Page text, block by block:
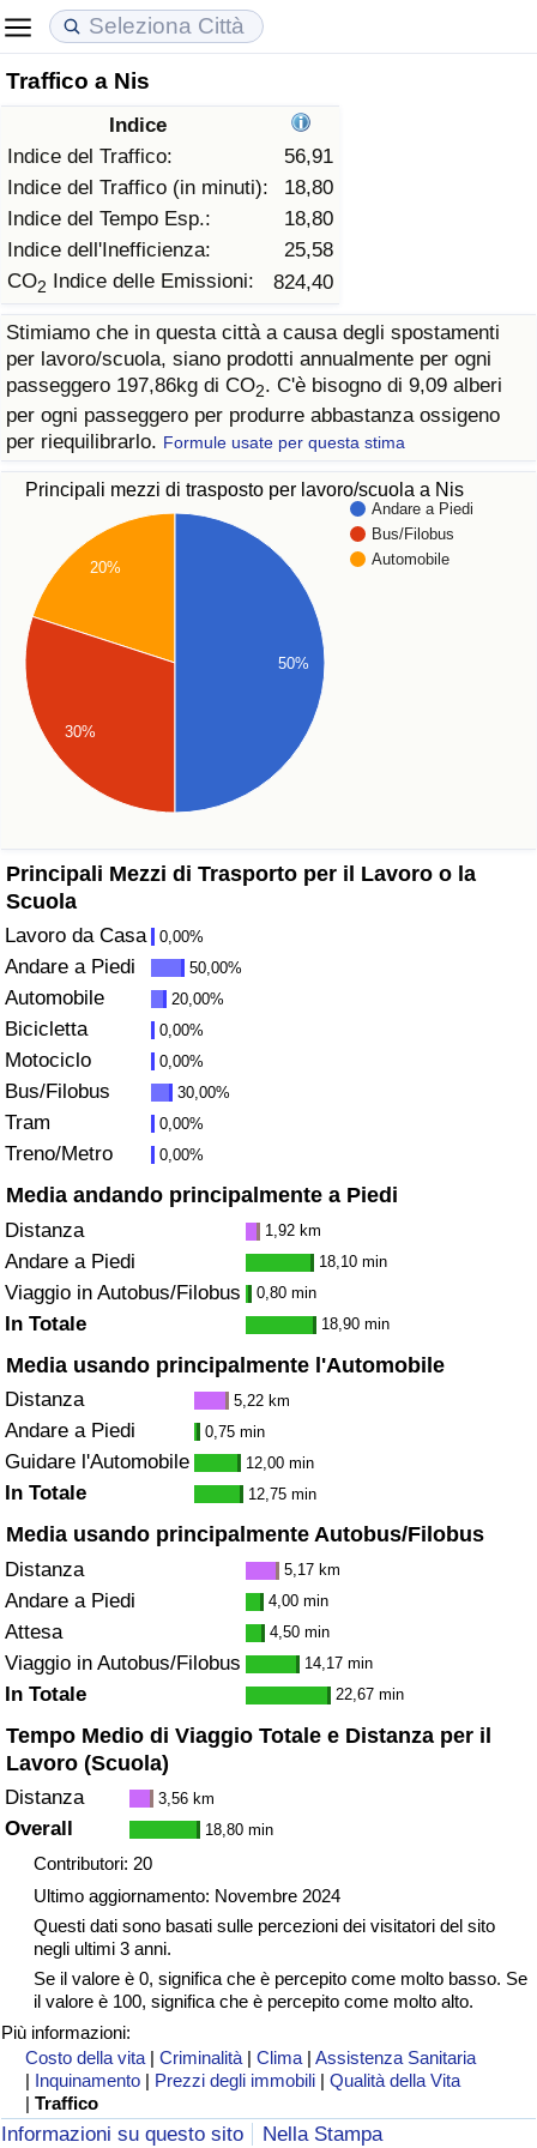
Traffico a Nis
Indice
Indice del Traffico:
56,91
Indice del Traffico (in minuti):
18,80
Indice del Tempo Esp.:
18,80
Indice dell'Inefficienza:
25,58
CO2 Indice delle Emissioni: 824,40
Stimiamo che in questa città a causa degli spostamenti
per lavoro/scuola, siano prodotti annualmente per ogni
passeggero 197,86kg di CO2. C'è bisogno di 9,09 alberi
per ogni passeggero per produrre abbastanza ossigeno
per riequilibrarlo. Formule usate per questa stima
Principali mezzi di trasposto per lavoro/scuola a Nis
Andare a Piedi
Bus/Filobus
Automobile
20%
30%
50%
Principali Mezzi di Trasporto per il Lavoro o la
Scuola
Lavoro da Casa 0,00%
Andare a Piedi 50,00%
Automobile 20,00%
Bicicletta 0,00%
Motociclo 0,00%
Bus/Filobus 30,00%
Tram 0,00%
Treno/Metro 0,00%
Media andando principalmente a Piedi
Distanza 1,92 km
Andare a Piedi 18,10 min
Viaggio in Autobus/Filobus 0,80 min
In Totale 18,90 min
Media usando principalmente l'Automobile
Distanza 5,22 km
Andare a Piedi 0,75 min
Guidare l'Automobile 12,00 min
In Totale 12,75 min
Media usando principalmente Autobus/Filobus
Distanza 5,17 km
Andare a Piedi 4,00 min
Attesa 4,50 min
Viaggio in Autobus/Filobus 14,17 min
In Totale 22,67 min
Tempo Medio di Viaggio Totale e Distanza per il
Lavoro (Scuola)
Distanza 3,56 km
Overall 18,80 min
Contributori: 20
Ultimo aggiornamento: Novembre 2024
Questi dati sono basati sulle percezioni dei visitatori del sito
negli ultimi 3 anni.
Se il valore è 0, significa che è percepito come molto basso. Se
il valore è 100, significa che è percepito come molto alto.
Più informazioni:
Costo della vita |Criminalità |Clima |Assistenza Sanitaria
| Inquinamento | Prezzi degli immobili |Qualità della Vita
|Traffico
Informazioni su questo sito Nella Stampa
Costo della vita
Indice Del Costo Della Vita (corrente)
Indice Del Costo Della Vita
Indice del Costo della Vita per Nazione
ad Aqaba
Prezzi degli immobili
Indice del Prezzo delle Case (Corrente)
Indice del Prezzo delle Case
Indice del Prezzo delle Case per Nazione
Qualità della Vita
Indice della Qualità della Vita
Indice della Qualità della Vita (Corrente)
Indice della qualità della vita per Paese
Criminalità
Indice del Tasso di Criminalità (Corrente)
Indice della Criminalità
Indice di criminalità per paese
Assistenza Sanitaria
Indice dell’Assistenza Sanitaria (Corrente)
Indice dell’Assistenza Sanitaria
Indice dell’Assistenza Sanitaria per
Nazione
Inquinamento
Indice dell’Inquinamento (Corrente)
Indice di inquinamento
Indice dell’Inquinamento per Nazione
Traffico
Indice del Traffico
Indice del traffico (Corrente)
Indice del traffico per Nazione